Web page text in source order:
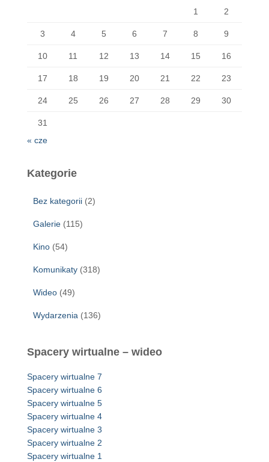
1 2
3 4 5 6 7 8 9
10 11 12 13 14 15 16
17 18 19 20 21 22 23
24 25 26 27 28 29 30
31
« cze
Kategorie
Bez kategorii (2)
Galerie (115)
Kino (54)
Komunikaty (318)
Wideo (49)
Wydarzenia (136)
Spacery wirtualne – wideo
Spacery wirtualne 7
Spacery wirtualne 6
Spacery wirtualne 5
Spacery wirtualne 4
Spacery wirtualne 3
Spacery wirtualne 2
Spacery wirtualne 1